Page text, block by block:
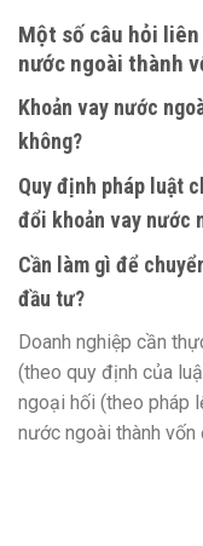
Một số câu hỏi
nước ngoài thành
Khoản vay nước
không?
Quy định pháp luật
đổi khoản vay nước
Cần làm gì để
đầu tư?
Doanh nghiệp cần
(theo quy định của
ngoại hối (theo pháp
nước ngoài thành vốn